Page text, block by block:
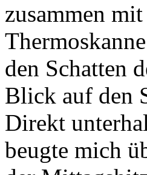
zusammen
den Schatten
Blick auf den
Direkt
beugte mich